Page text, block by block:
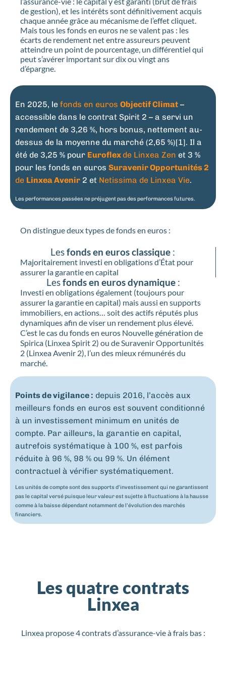
de gestion), et les intérêts sont définitivement acquis
chaque année grâce au mécanisme de l’effet cliquet.
Mais tous les fonds en euros ne se valent pas : les
écarts de rendement net entre assureurs peuvent
atteindre un point de pourcentage, un différentiel qui
peut s’avérer important sur dix ou vingt ans
d’épargne.
En 2025, le fonds en euros Objectif Climat –
accessible dans le contrat Spirit 2 – a servi un
rendement de 3,26 %, hors bonus, nettement au-
dessus de la moyenne du marché (2,65 %)[1]. Il a
été de 3,25 % pour Euroflex de Linxea Zen et 3 %
pour les fonds en euros Suravenir Opportunités 2
de Linxea Avenir 2 et Netissima de Linxea Vie.
Les performances passées ne préjugent pas des performances futures.
On distingue deux types de fonds en euros :
Lesfonds en euros classique :
Majoritairement investi en obligations d’État pour
assurer la garantie en capital
Lesfonds en euros dynamique:
Investi en obligations également (toujours pour
assurer la garantie en capital) mais aussi en supports
immobiliers, en actions… soit des actifs réputés plus
dynamiques afin de viser un rendement plus élevé.
C’est le cas du fonds en euros Nouvelle génération de
Spirica (Linxea Spirit 2) ou de Suravenir Opportunités
2 (Linxea Avenir 2), l’un des mieux rémunérés du
marché.
Points de vigilance : depuis 2016, l’accès aux
meilleurs fonds en euros est souvent conditionné
à un investissement minimum en unités de
compte. Par ailleurs, la garantie en capital,
autrefois systématique à 100 %, est parfois
réduite à 96 %, 98 % ou 99 %. Un élément
contractuel à vérifier systématiquement.
Les unités de compte sont des supports d’investissement qui ne garantissent
pas le capital versé puisque leur valeur est sujette à fluctuations à la hausse
comme à la baisse dépendant notamment de l’évolution des marchés
financiers.
Les quatre contrats
Linxea
Linxea propose 4 contrats d’assurance-vie à frais bas :